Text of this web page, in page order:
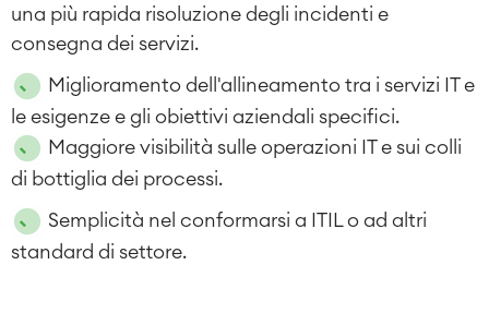
una più rapida risoluzione degli incidenti e
consegna dei servizi.
Miglioramento dell'allineamento tra i servizi IT e
le esigenze e gli obiettivi aziendali specifici.
Maggiore visibilità sulle operazioni IT e sui colli
di bottiglia dei processi.
Semplicità nel conformarsi a ITIL o ad altri
standard di settore.